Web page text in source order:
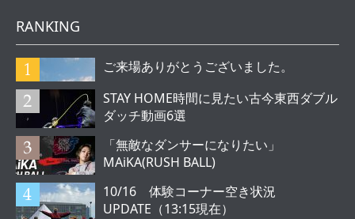
RANKING
ご来場ありがとうございました。
STAY HOME時間に見たい古今東西ダブル
ダッチ動画6選
「無敵なダンサーになりたい」
MAiKA(RUSH BALL)
10/16 体験コーナー空き状況
UPDATE（13:15現在）